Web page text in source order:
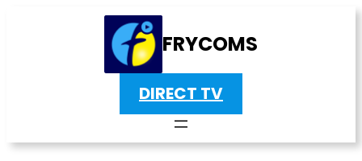
FRYCOMS
DIRECT TV